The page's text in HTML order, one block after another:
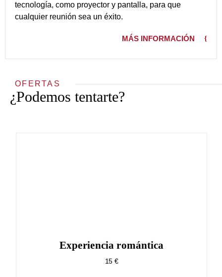
tecnología, como proyector y pantalla, para que
cualquier reunión sea un éxito.
MÁS INFORMACIÓN
OFERTAS
¿Podemos tentarte?
Experiencia romántica
15 €